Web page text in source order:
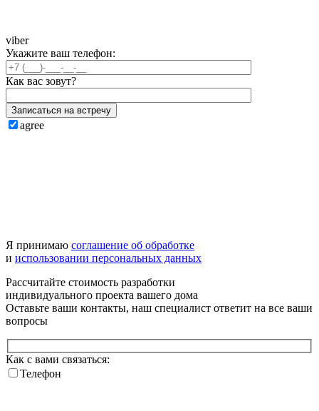
viber
Укажите ваш телефон:
Как вас зовут?
Записаться на встречу
agree
Я принимаю соглашение об обработке
и использовании персональных данных
Рассчитайте стоимость разработки
индивидуального проекта вашего дома
Оставьте ваши контакты, наш специалист ответит на все ваши
вопросы
Как с вами связаться:
Телефон